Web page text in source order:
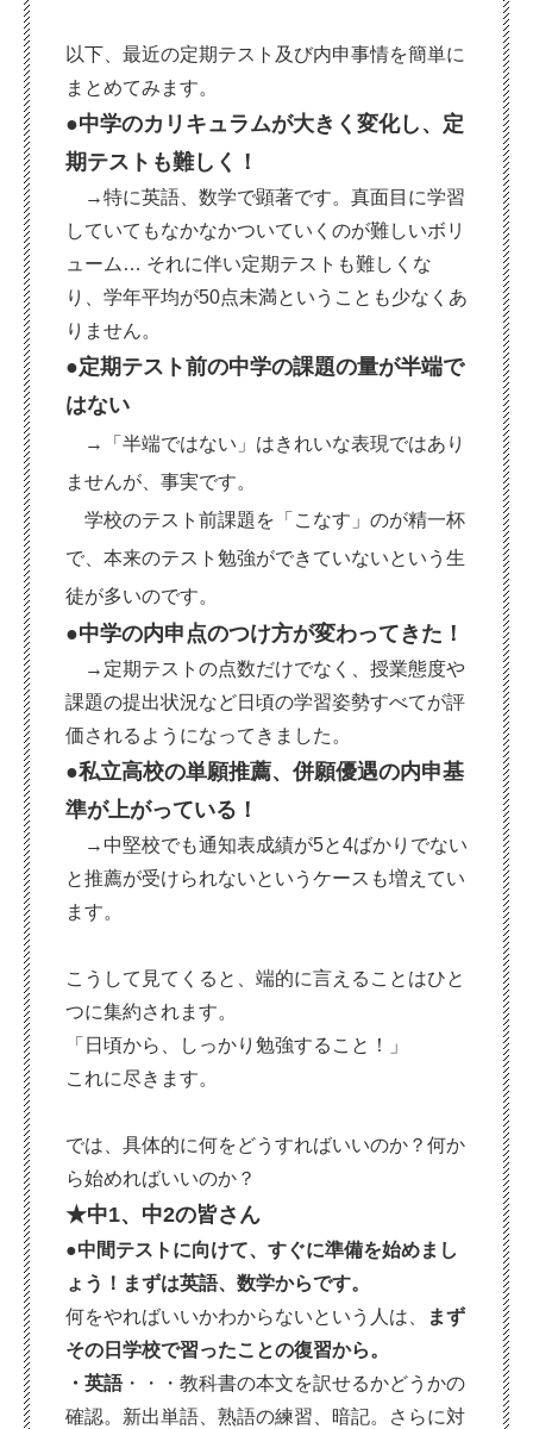
以下、最近の定期テスト及び内申事情を簡単に
まとめてみます。
●中学のカリキュラムが大きく変化し、定
期テストも難しく！
→特に英語、数学で顕著です。真面目に学習
していてもなかなかついていくのが難しいボリ
ューム… それに伴い定期テストも難しくな
り、学年平均が50点未満ということも少なくあ
りません。
●定期テスト前の中学の課題の量が半端で
はない
→「半端ではない」はきれいな表現ではあり
ませんが、事実です。
学校のテスト前課題を「こなす」のが精一杯
で、本来のテスト勉強ができていないという生
徒が多いのです。
●中学の内申点のつけ方が変わってきた！
→ 定期テストの点数だけでなく、授業態度や
課題の提出状況など日頃の学習姿勢すべてが評
価されるようになってきました。
●私立高校の単願推薦、併願優遇の内申基
準が上がっている！
→中堅校でも通知表成績が5と4ばかりでない
と推薦が受けられないというケースも増えてい
ます。
こうして見てくると、端的に言えることはひと
つに集約されます。
「日頃から、しっかり勉強すること！」
これに尽きます。
では、具体的に何をどうすればいいのか？何か
ら始めればいいのか？
★中1、中2の皆さん
●中間テストに向けて、すぐに準備を始めまし
ょう！ まずは英語、数学からです。
何をやればいいかわからないという人は、
まず
その日学校で習ったことの復習から。
・英語・・・教科書の本文を訳せるかどうかの
確認。新出単語、熟語の練習、暗記。さらに対